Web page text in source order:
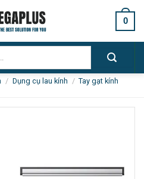
0
/ Dụng cụ lau kính / Tay gạt kính